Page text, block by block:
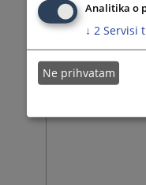
Analitika o
↓ 2 Servisi
Ne prihvatam